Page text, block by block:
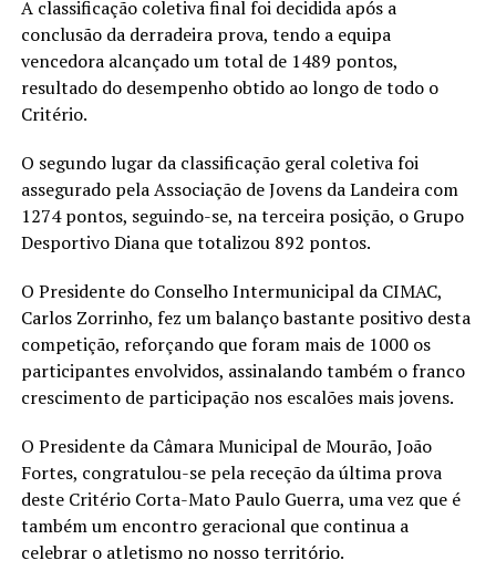
A classificação coletiva final foi decidida após a
conclusão da derradeira prova, tendo a equipa
vencedora alcançado um total de 1489 pontos,
resultado do desempenho obtido ao longo de todo o
Critério.
O segundo lugar da classificação geral coletiva foi
assegurado pela Associação de Jovens da Landeira com
1274 pontos, seguindo-se, na terceira posição, o Grupo
Desportivo Diana que totalizou 892 pontos.
O Presidente do Conselho Intermunicipal da CIMAC,
Carlos Zorrinho, fez um balanço bastante positivo desta
competição, reforçando que foram mais de 1000 os
participantes envolvidos, assinalando também o franco
crescimento de participação nos escalões mais jovens.
O Presidente da Câmara Municipal de Mourão, João
Fortes, congratulou-se pela receção da última prova
deste Critério Corta-Mato Paulo Guerra, uma vez que é
também um encontro geracional que continua a
celebrar o atletismo no nosso território.